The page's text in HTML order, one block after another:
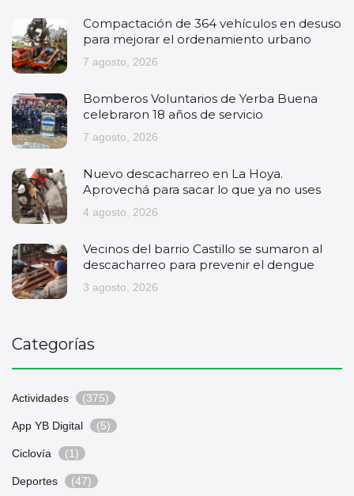
Compactación de 364 vehículos en desuso
para mejorar el ordenamiento urbano
7 agosto, 2026
Bomberos Voluntarios de Yerba Buena
celebraron 18 años de servicio
7 agosto, 2026
Nuevo descacharreo en La Hoya.
Aprovechá para sacar lo que ya no uses
4 agosto, 2026
Vecinos del barrio Castillo se sumaron al
descacharreo para prevenir el dengue
3 agosto, 2026
Categorías
Actividades (375)
App YB Digital (5)
Ciclovía (1)
Deportes (47)